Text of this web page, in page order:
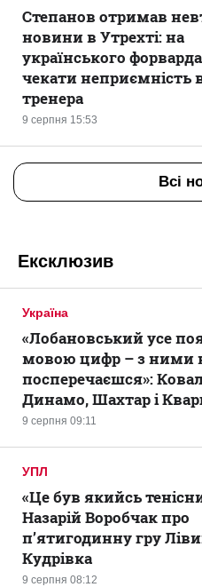
9 серпня 15:53
Степанов отримав
новини в Утрехті: на
українського
чекати неприємність
тренера
Всі
Ексклюзив
Україна
9 серпня 09:11
«Лобановський усе
мовою цифр – з ними
посперечаєшся»:
Динамо, Шахтар і
УПЛ
9 серпня 08:12
«Це був якийсь
Назарій Воробчак про
п’ятигодинну гру
Кудрівка